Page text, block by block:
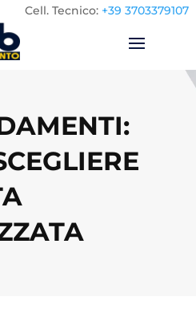
Cell. Tecnico: +39 3703379107